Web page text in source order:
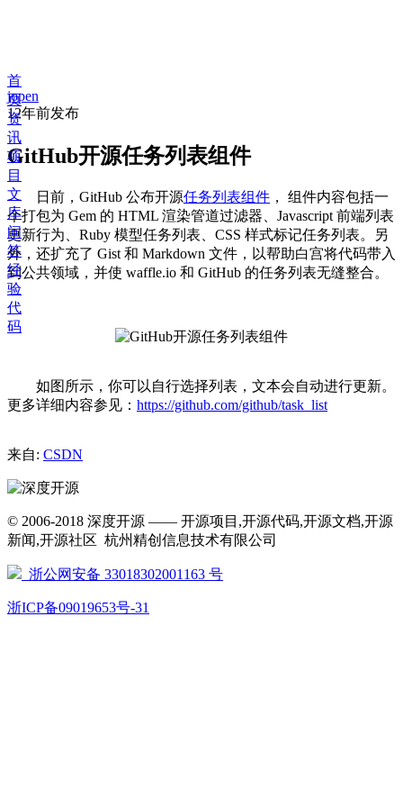
首
页
资
讯
项
目
文
库
问
答
经
验
代
码
jopen
12年前发布
GitHub开源任务列表组件
日前，GitHub 公布开源任务列表组件 ， 组件内容包括一
个打包为 Gem 的 HTML 渲染管道过滤器、Javascript 前端列表
更新行为、Ruby 模型任务列表、CSS 样式标记任务列表。另
外，还扩充了 Gist 和 Markdown 文件，以帮助白宫将代码带入
到公共领域，并使 waffle.io 和 GitHub 的任务列表无缝整合。
如图所示，你可以自行选择列表，文本会自动进行更新。
更多详细内容参见： https://github.com/github/task_list
来自: CSDN
© 2006-2018 深度开源 —— 开源项目,开源代码,开源文档,开源
新闻,开源社区 杭州精创信息技术有限公司
浙公网安备 33018302001163 号
浙ICP备09019653号-31